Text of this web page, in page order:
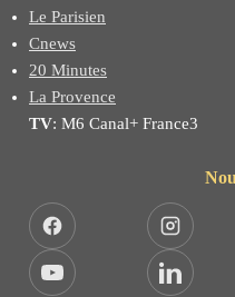
Le Parisien
Cnews
20 Minutes
La Provence
TV: M6 Canal+ France3
Facebook Instagram
YouTube LinkedIn